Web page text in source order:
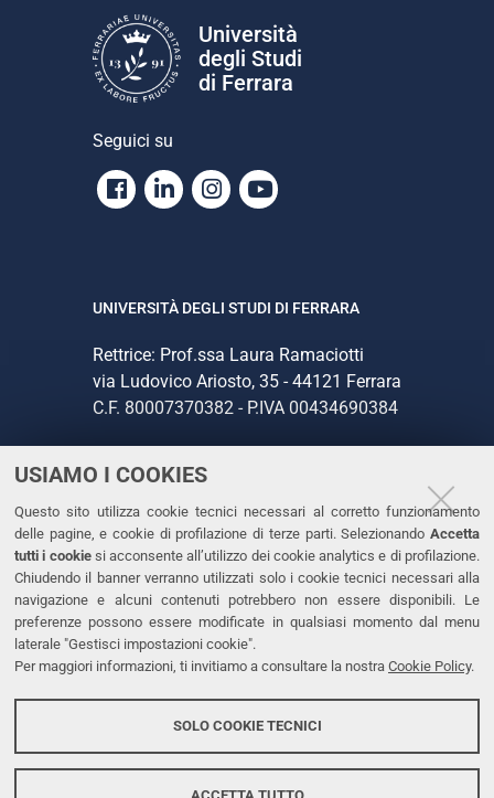
USIAMO I COOKIES
Questo sito utilizza cookie tecnici necessari al corretto funzionamento
delle pagine, e cookie di profilazione di terze parti. Selezionando Accetta
tutti i cookiesi acconsente all’utilizzo dei cookie analytics e di profilazione.
Chiudendo il banner verranno utilizzati solo i cookie tecnici necessari alla
navigazione e alcuni contenuti potrebbero non essere disponibili. Le
preferenze possono essere modificate in qualsiasi momento dal menu
laterale "Gestisci impostazioni cookie".
Per maggiori informazioni, ti invitiamo a consultare la nostra Cookie Policy.
SOLO COOKIE TECNICI
Università
degli Studi
di Ferrara
Seguici su
Facebook
LinkedinInstagram
Youtube
UNIVERSITÀ DEGLI STUDI DI FERRARA
Rettrice: Prof.ssa Laura Ramaciotti
via Ludovico Ariosto, 35 - 44121 Ferrara
C.F. 80007370382 - P.IVA 00434690384
CONTATTI
Tel. +39 0532 293111
Fax. +39 0532 293031
PEC
LINKS
Dichiarazione di accessibilità
Protezione dati personali